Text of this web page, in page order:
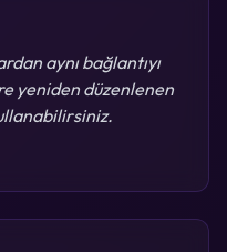
aynı bağlantıyı
yeniden düzenlenen